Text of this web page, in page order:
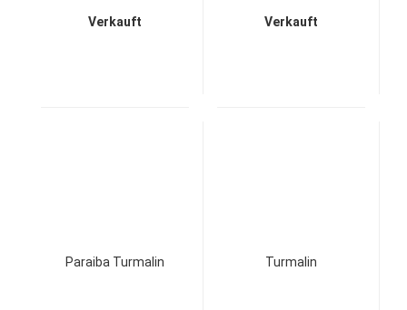
Verkauft Verkauft
Paraiba Turmalin Turmalin